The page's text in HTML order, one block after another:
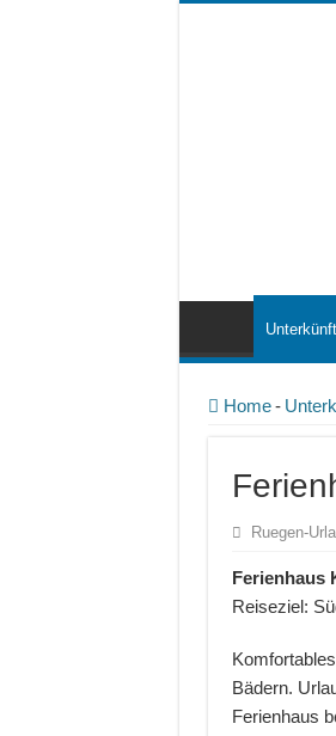
Home -
Ruegen-
Ferienhaus
Reiseziel:
Bädern.
Ferienhaus